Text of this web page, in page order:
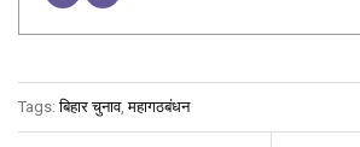
Tags:बिहार चुनाव,महागठबंधन